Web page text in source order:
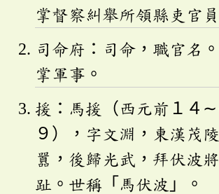
掌督察糾舉所領縣吏官
司命府：司命，職官名
掌軍事。
援：馬援（西元前１４∼
９），字文淵，東漢茂
囂，後歸光武，拜伏波
趾。世稱「馬伏波」。